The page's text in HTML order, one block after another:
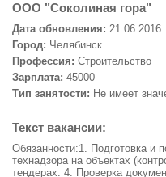
ООО "Соколиная гора"
Дата обновления: 21.06.2016
Город: Челябинск
Профессия: Строительство
Зарплата: 45000
Тип занятости: Не имеет
Текст вакансии:
Обязанности:1. Подготовка и
технадзора на объектах
тендерах. 4. Проверка